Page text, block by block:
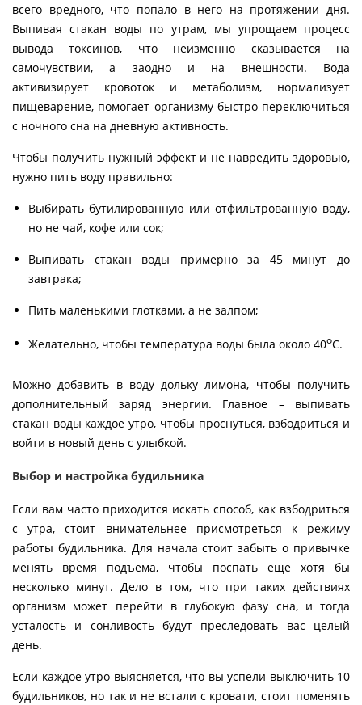
всего вредного, что попало в него на протяжении дня.
Выпивая стакан воды по утрам, мы упрощаем процесс
вывода токсинов, что неизменно сказывается на
самочувствии, а заодно и на внешности. Вода
активизирует кровоток и метаболизм, нормализует
пищеварение, помогает организму быстро переключиться
с ночного сна на дневную активность.
Чтобы получить нужный эффект и не навредить здоровью,
нужно пить воду правильно:
Выбирать бутилированную или отфильтрованную воду,
но не чай, кофе или сок;
Выпивать стакан воды примерно за 45 минут до
завтрака;
Пить маленькими глотками, а не залпом;
Желательно, чтобы температура воды была около 40оС.
Можно добавить в воду дольку лимона, чтобы получить
дополнительный заряд энергии. Главное – выпивать
стакан воды каждое утро, чтобы проснуться, взбодриться и
войти в новый день с улыбкой.
Выбор и настройка будильника
Если вам часто приходится искать способ, как взбодриться
с утра, стоит внимательнее присмотреться к режиму
работы будильника. Для начала стоит забыть о привычке
менять время подъема, чтобы поспать еще хотя бы
несколько минут. Дело в том, что при таких действиях
организм может перейти в глубокую фазу сна, и тогда
усталость и сонливость будут преследовать вас целый
день.
Если каждое утро выясняется, что вы успели выключить 10
будильников, но так и не встали с кровати, стоит поменять